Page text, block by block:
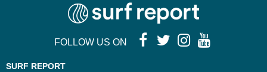
FOLLOW US ON
SURF REPORT